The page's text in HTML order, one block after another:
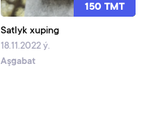
150 TMT
Satlyk xuping
18.11.2022 ý.
Aşgabat